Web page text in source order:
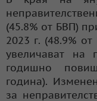
(45.8% от БВП)
2023 г. (48.9%
увеличават на
годишно
година).
за